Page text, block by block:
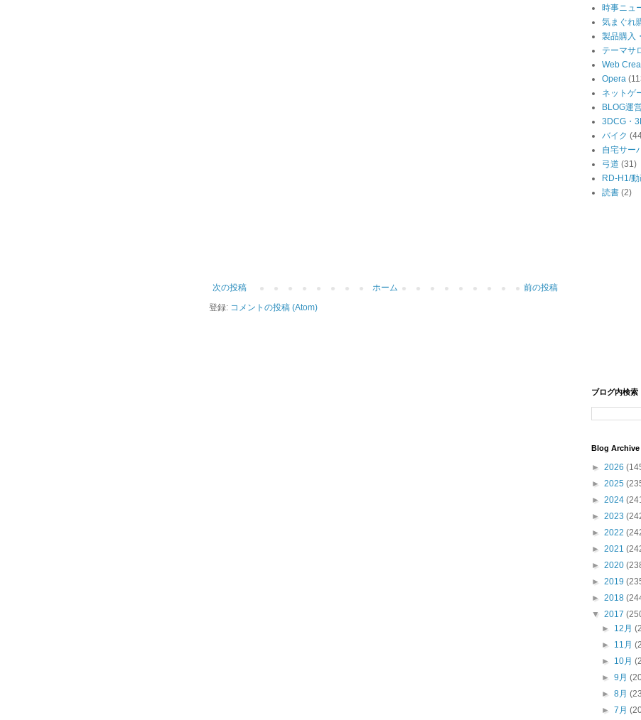
次の投稿 前の投稿
ホーム
登録: コメントの投稿 (Atom)
時事ニュ
気まぐれ
製品購入
テーマサ
Web
Opera
ネットゲ
BLOG運
3DCG・
バイク
自宅サー
弓道 (31)
RD-H1/
読書 (2)
ブログ内検索
Blog Archive
► 2026
► 2025
► 2024
► 2023
► 2022
► 2021
► 2020
► 2019
► 2018
▼ 2017
► 12月
► 11月
► 10月
►9月
►8月
►7月